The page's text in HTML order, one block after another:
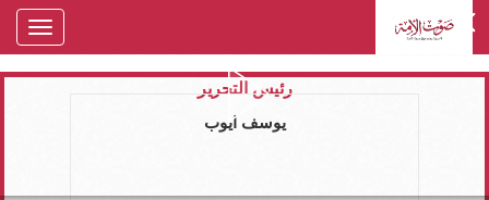
رئيس التحرير
يوسف ايوب